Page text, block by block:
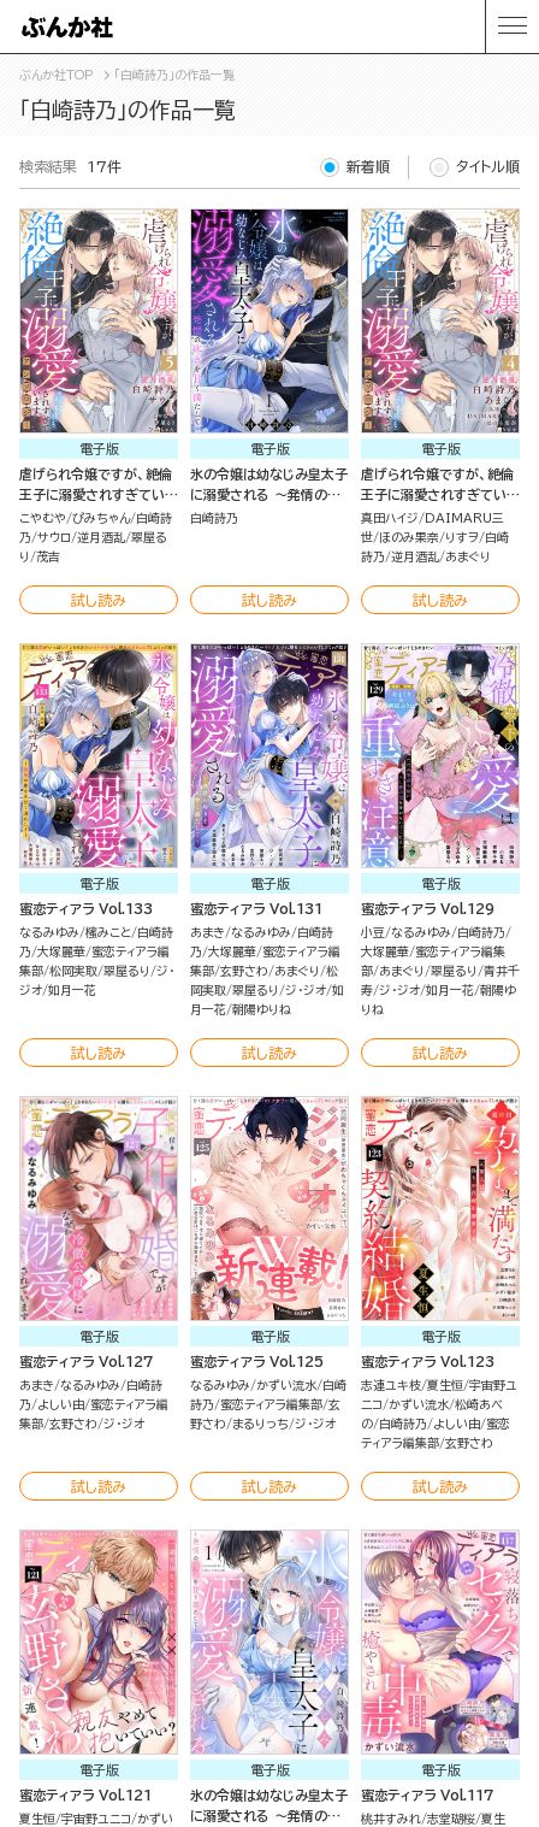
ぶんか社TOP 「白崎詩乃」の作品一覧
「白崎詩乃」の作品一覧
検索結果 17件 新着順 タイトル順
電子版
虐げられ令嬢ですが、絶倫
王子に溺愛されすぎていま
す!?（※昼も夜も）アンソ
ロジー （5）
こやむや ぴみちゃん 白崎詩
乃 サウロ 逆月酒乱 翠屋る
り
茂吉
試し読み
電子版
氷の令嬢は幼なじみ皇太子
に溺愛される ～発情の疼
きを甘く満たして～ （1）
白崎詩乃
試し読み
電子版
虐げられ令嬢ですが、絶倫
王子に溺愛されすぎていま
す!?（※昼も夜も）アンソ
ロジー （4）
真田ハイジ
DAIMARU三
世
ほのみ果奈 りすヲ
白崎
詩乃 逆月酒乱 あまぐり
試し読み
電子版
蜜恋ティアラ Vol.133
なるみゆみ 櫁みこと
白崎詩
乃 大塚麗華 蜜恋ティアラ編
集部 松岡実取 翠屋るり
ジ・
ジオ 如月一花
試し読み
電子版
蜜恋ティアラ Vol.131
あまき なるみゆみ
白崎詩
乃 大塚麗華 蜜恋ティアラ編
集部 玄野さわ あまぐり
松
岡実取 翠屋るり ジ・ジオ 如
月一花 朝陽ゆりね
試し読み
電子版
蜜恋ティアラ Vol.129
小豆 なるみゆみ
白崎詩乃
大塚麗華 蜜恋ティアラ編集
部 あまぐり 翠屋るり
青井千
寿 ジ・ジオ 如月一花 朝陽ゆ
りね
試し読み
電子版
蜜恋ティアラ Vol.127
あまき なるみゆみ
白崎詩
乃
よしい由 蜜恋ティアラ編
集部 玄野さわ ジ・ジオ
試し読み
電子版
蜜恋ティアラ Vol.125
なるみゆみ かずい流水 白崎
詩乃
蜜恋ティアラ編集部 玄
野さわ
まるりっち ジ・ジオ
試し読み
電子版
蜜恋ティアラ Vol.123
志連ユキ枝 夏生恒 宇宙野ユ
ニコ
かずい流水 松崎あべ
の 白崎詩乃 よしい由 蜜恋
ティアラ編集部 玄野さわ
試し読み
電子版
蜜恋ティアラ Vol.121
夏生恒 宇宙野ユニコ
かずい
電子版
氷の令嬢は幼なじみ皇太子
に溺愛される ～発情の疼
電子版
蜜恋ティアラ Vol.117
桃井すみれ 志堂瑚桜 夏生